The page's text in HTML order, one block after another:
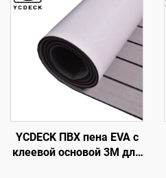
YCDECK ПВХ пена EVA с
клеевой основой 3M для